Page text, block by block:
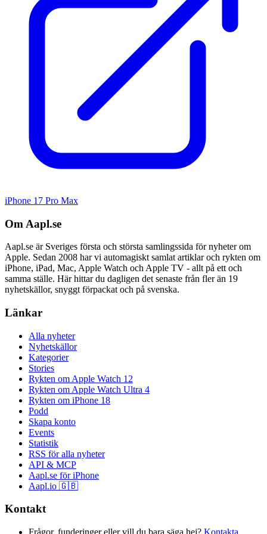
iPhone 17 Pro Max
Om Aapl.se
Aapl.se är Sveriges första och största samlingssida för nyheter om
Apple. Sedan 2008 har vi automagiskt samlat artiklar och rykten om
iPhone, iPad, Mac, Apple Watch och Apple TV - allt på ett och
samma ställe. Här hittar du dagligen det senaste från fler än 19
nyhetskällor, snyggt förpackat och på svenska.
Länkar
Alla nyheter
Nyhetskällor
Kategorier
Stories
Rykten om Apple Watch 12
Rykten om Apple Watch Ultra 4
Rykten om iPhone 18
Podd
Skapa konto
Events
Statistik
RSS för alla nyheter
API & MCP
Aapl.se för iPhone
Aapl.io 🇬🇧
Kontakt